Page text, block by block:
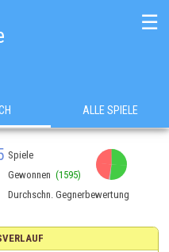
☰
ALLE SPIELE
Spiele
Gewonnen (1595)
Durchschn. Gegnerbewertung